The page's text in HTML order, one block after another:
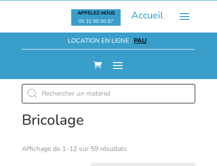
APPELEZ-NOUS
05 32 00 00 87
Accueil
LOCATION EN LIGNE : PAU
Recherche
de
produits
Bricolage
Affichage de 1–12 sur 59 résultats